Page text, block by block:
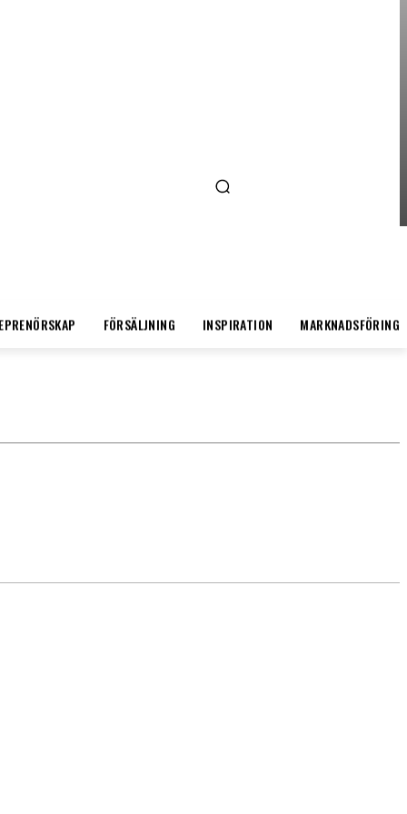
FÖRSÄLJNING INSPIRATION MARKNADSFÖRING